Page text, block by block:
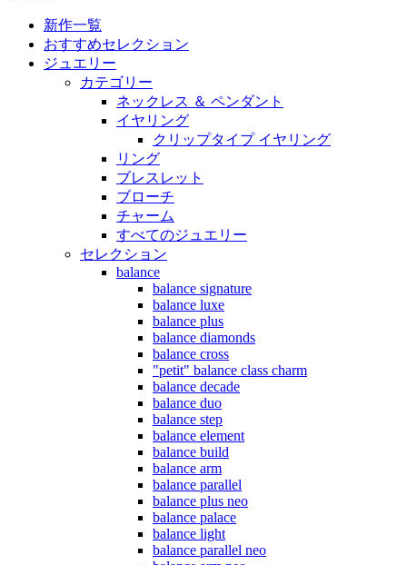
新作一覧
おすすめセレクション
ジュエリー
カテゴリー
ネックレス ＆ ペンダント
イヤリング
クリップタイプ イヤリング
リング
ブレスレット
ブローチ
チャーム
すべてのジュエリー
セレクション
balance
balance signature
balance luxe
balance plus
balance diamonds
balance cross
"petit" balance class charm
balance decade
balance duo
balance step
balance element
balance build
balance arm
balance parallel
balance plus neo
balance palace
balance light
balance parallel neo